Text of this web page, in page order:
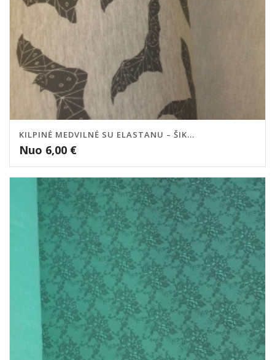
KILPINĖ MEDVILNĖ SU ELASTANU – ŠIK...
Nuo 6,00 €